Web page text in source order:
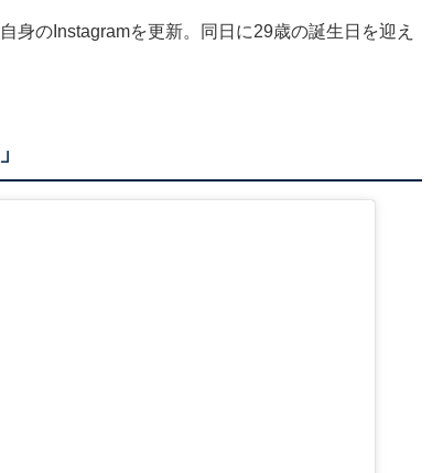
身のInstagramを更新。同日に29歳の誕生日を迎え